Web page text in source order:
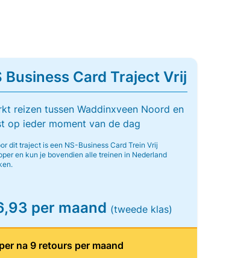
Business Card Traject Vrij
reizen tussen Waddinxveen Noord en
op ieder moment van de dag
dit traject is een NS-Business Card Trein Vrij
en kun je bovendien alle treinen in Nederland
per maand (tweede klas)
na 9 retours per maand